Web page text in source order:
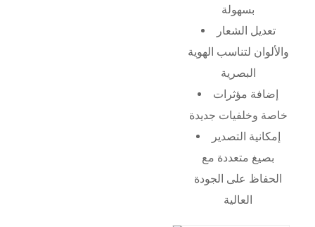
بسهولة
تعديل الشعار
والألوان لتناسب الهوية
البصرية
إضافة مؤثرات
خاصة وخلفيات جديدة
إمكانية التصدير
بصيغ متعددة مع
الحفاظ على الجودة
العالية